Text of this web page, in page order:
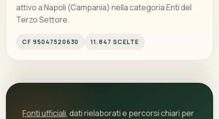
attivo a Napoli (Campania) nella categoria Enti del
Terzo Settore.
CF 95047520630 11.847 SCELTE
Fonti ufficiali, dati rielaborati e percorsi chiari per